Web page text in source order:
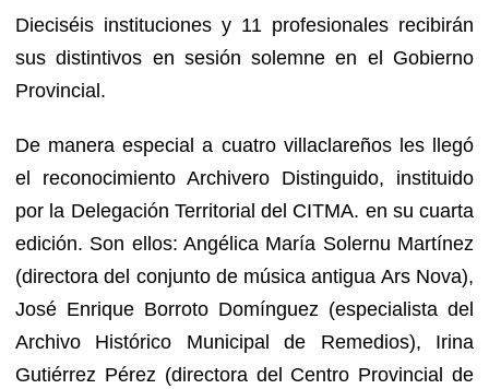
Dieciséis instituciones y 11 profesionales recibirán
sus distintivos en sesión solemne en el Gobierno
Provincial.
De manera especial a cuatro villaclareños les llegó
el reconocimiento Archivero Distinguido, instituido
por la Delegación Territorial del CITMA. en su cuarta
edición. Son ellos: Angélica María Solernu Martínez
(directora del conjunto de música antigua Ars Nova),
José Enrique Borroto Domínguez (especialista del
Archivo Histórico Municipal de Remedios), Irina
Gutiérrez Pérez (directora del Centro Provincial de